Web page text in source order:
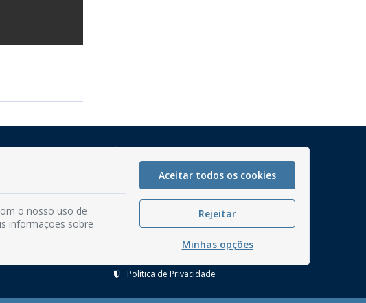
Mapa do Site
Perguntas frequentes
Manual de Navegação
Serviços Internos
Política de Privacidade
o nosso uso de
informações sobre
Aceitar todos os cookies
Rejeitar
Minhas opções